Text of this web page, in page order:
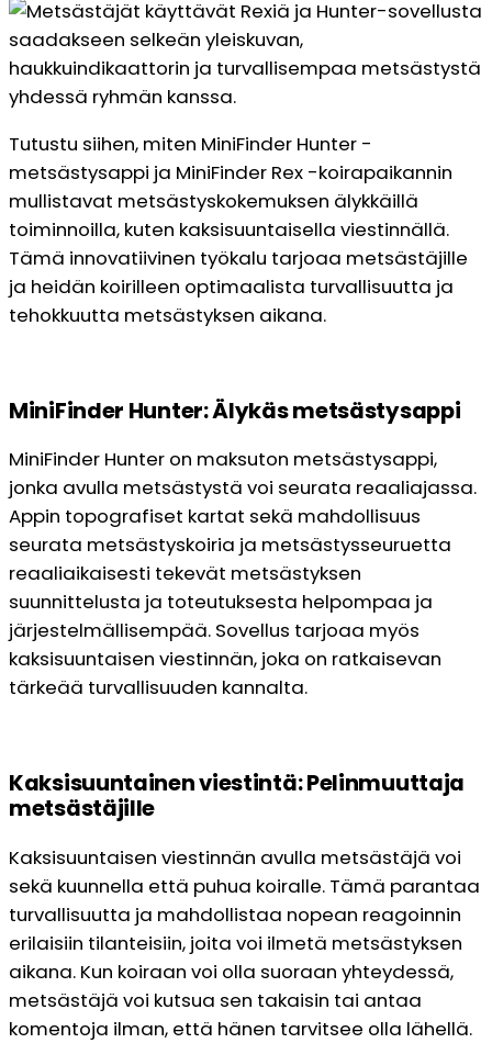
Tutustu siihen, miten MiniFinder Hunter -
metsästysappi ja MiniFinder Rex -koirapaikannin
mullistavat metsästyskokemuksen älykkäillä
toiminnoilla, kuten kaksisuuntaisella viestinnällä.
Tämä innovatiivinen työkalu tarjoaa metsästäjille
ja heidän koirilleen optimaalista turvallisuutta ja
tehokkuutta metsästyksen aikana.
MiniFinder Hunter: Älykäs metsästysappi
MiniFinder Hunter on maksuton metsästysappi,
jonka avulla metsästystä voi seurata reaaliajassa.
Appin topografiset kartat sekä mahdollisuus
seurata metsästyskoiria ja metsästysseuruetta
reaaliaikaisesti tekevät metsästyksen
suunnittelusta ja toteutuksesta helpompaa ja
järjestelmällisempää. Sovellus tarjoaa myös
kaksisuuntaisen viestinnän, joka on ratkaisevan
tärkeää turvallisuuden kannalta.
Kaksisuuntainen viestintä: Pelinmuuttaja
metsästäjille
Kaksisuuntaisen viestinnän avulla metsästäjä voi
sekä kuunnella että puhua koiralle. Tämä parantaa
turvallisuutta ja mahdollistaa nopean reagoinnin
erilaisiin tilanteisiin, joita voi ilmetä metsästyksen
aikana. Kun koiraan voi olla suoraan yhteydessä,
metsästäjä voi kutsua sen takaisin tai antaa
komentoja ilman, että hänen tarvitsee olla lähellä.